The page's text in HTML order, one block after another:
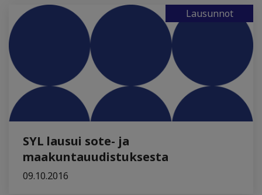
Lausunnot
SYL lausui sote- ja
maakuntauudistuksesta
09.10.2016